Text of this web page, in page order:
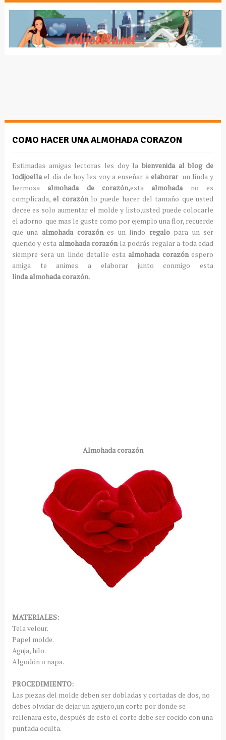
COMO HACER UNA ALMOHADA CORAZON
Estimadas amigas lectoras les doy la bienvenida al blog de
lodijoellael dia de hoy les voy a enseñar a elaborar un linda y
hermosa almohada de corazón,esta almohadano es
complicada,el corazónlo puede hacer del tamaño que usted
decee es solo aumentar el molde y listo,usted puede colocarle
el adorno que mas le guste como por ejemplo una flor, recuerde
que una almohada corazónes un lindo regalopara un ser
querido y esta almohada corazón la podrás regalar a toda edad
siempre sera un lindo detalle esta almohada corazónespero
amiga te animes a elaborar junto conmigo esta
linda almohada corazón.
Almohada corazón
MATERIALES:
Tela velour.
Papel molde.
Aguja, hilo.
Algodón o napa.
PROCEDIMIENTO:
Las piezas del molde deben ser dobladas y cortadas de dos, no
debes olvidar de dejar un agujero,un corte por donde se
rellenara este, después de esto el corte debe ser cocido con una
puntada oculta.